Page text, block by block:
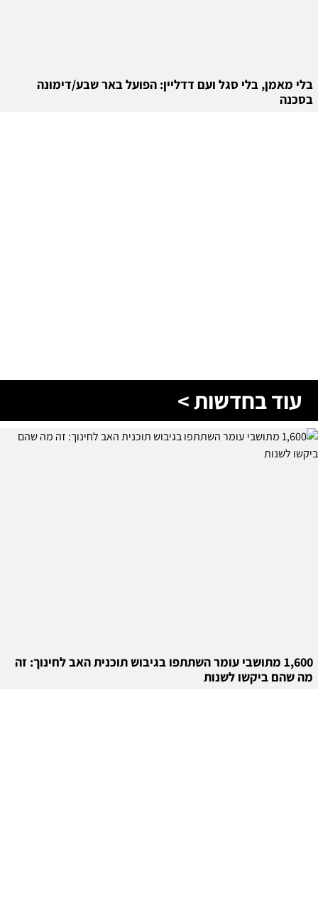
בלי מאמן, בלי סגל ועם דדליין: הפועל באר שבע/דימונה
בסכנה
עוד בחדשות >
1,600 מתושבי עומר השתתפו בגיבוש תוכנית האב לחינוך: זה
מה שהם ביקשו לשנות